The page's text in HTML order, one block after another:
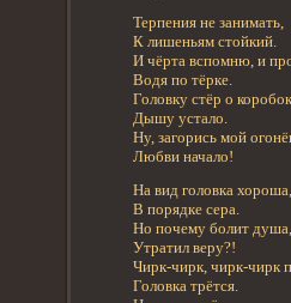
Терпения не занимать,
К лишеньям стойкий.
И чёрта вспомню, и
Водя по тёрке.
Головку стёр о
Дышу устало.
Ну, загорись мой
Любви начало!
На вид головка хороша,
В порядке сера.
Но почему болит душа,
Утратил веру?!
Чирк-чирк, чирк-чирк
Головка трётся.